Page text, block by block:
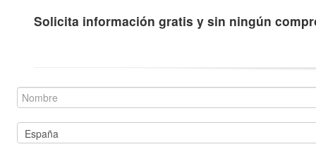
Solicita información gratis y sin ningún